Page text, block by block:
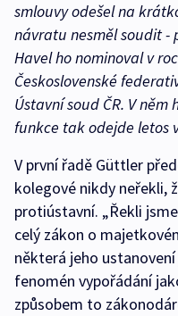
smlouvy odešel na
návratu nesměl soudit -
Havel ho nominoval v
Československé
Ústavní soud ČR. V něm
funkce tak odejde letos
V první řadě Güttler
kolegové nikdy neřekli,
protiústavní. „Řekli
celý zákon o
některá jeho
fenomén vypořádání
způsobem to